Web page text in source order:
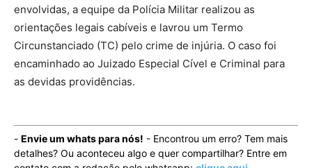
envolvidas, a equipe da Polícia Militar realizou as
orientações legais cabíveis e lavrou um Termo
Circunstanciado (TC) pelo crime de injúria. O caso foi
encaminhado ao Juizado Especial Cível e Criminal para
as devidas providências.
- Envie um whats para nós! - Encontrou um erro? Tem mais
detalhes? Ou aconteceu algo e quer compartilhar? Entre em